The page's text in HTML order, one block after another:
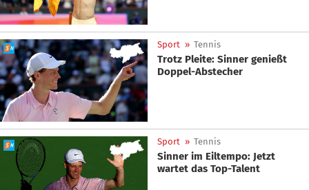
Sport » Tennis
Trotz Pleite: Sinner genießt
Doppel-Abstecher
Sport » Tennis
Sinner im Eiltempo: Jetzt
wartet das Top-Talent